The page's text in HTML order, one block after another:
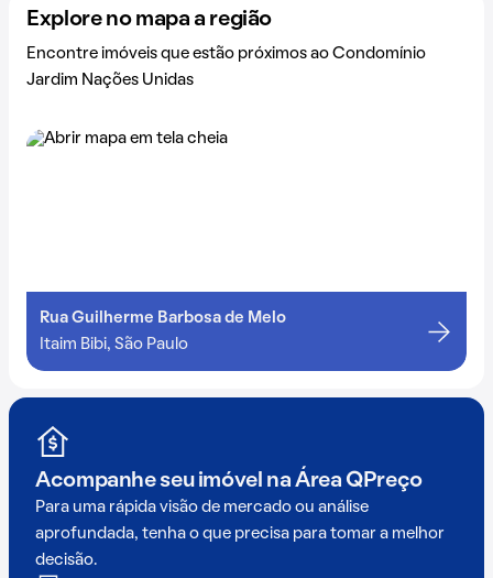
Explore no mapa a região
Encontre imóveis que estão próximos ao Condomínio
Jardim Nações Unidas
Rua Guilherme Barbosa de Melo
Itaim Bibi, São Paulo
Acompanhe seu imóvel na Área QPreço
Para uma rápida visão de mercado ou análise
aprofundada, tenha o que precisa para tomar a melhor
decisão.